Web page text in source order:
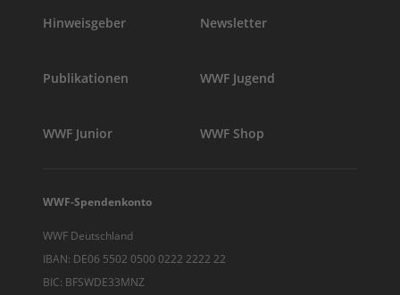
Hinweisgeber Newsletter
Publikationen WWF Jugend
WWF Junior WWF Shop
WWF-Spendenkonto
WWF Deutschland
IBAN: DE06 5502 0500 0222 2222 22
BIC: BFSWDE33MNZ